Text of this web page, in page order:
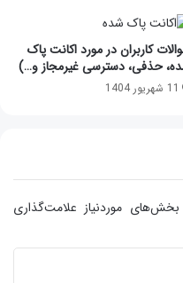
کاربران در مورد اکانت پاک
حذفی، دسترسی غیرمجاز و…)
11 شهریور 1404
بخش‌های موردنیاز علامت‌گذاری